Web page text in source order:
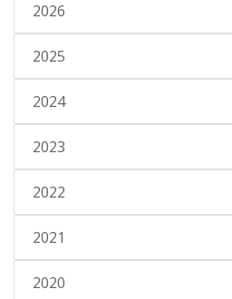
2026
2025
2024
2023
2022
2021
2020